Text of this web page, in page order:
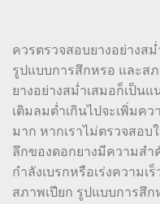
ควรตรวจสอบยางอย่างส
รูปแบบการสึกหรอ และส
ยางอย่างสม่ำเสมอก็เป็น
เติมลมต่ำเกินไปจะเพิ่มค
มาก หากเราไม่ตรวจสอบ
ลึกของดอกยางมีความสำ
กำลังเบรกหรือเร่งความเ
สภาพเปียก รูปแบบการสึ